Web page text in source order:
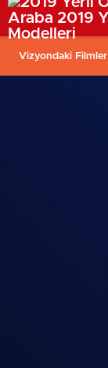
Vizyondaki Filmler